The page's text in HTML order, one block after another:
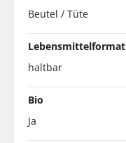
Beutel / Tüte
Lebensmittelformat
haltbar
Bio
Ja